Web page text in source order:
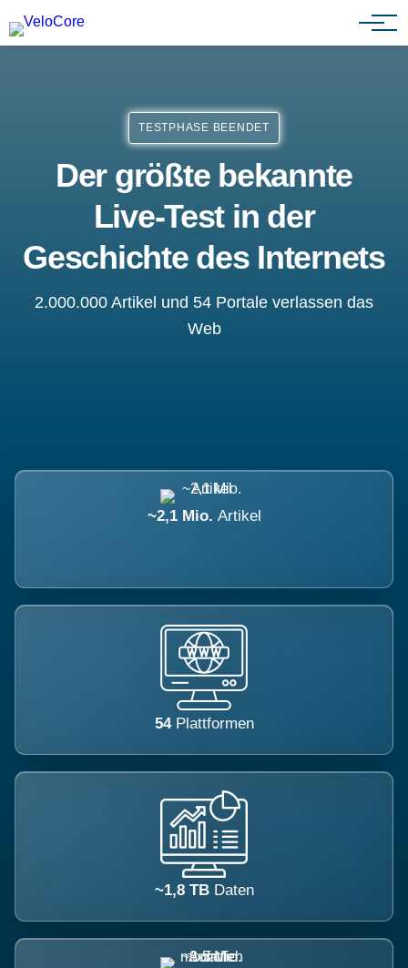
Partnerprogramm
TESTPHASE BEENDET
Der größte bekannte
Live-Test in der
Geschichte des Internets
2.000.000 Artikel und 54 Portale verlassen das
Web
~2,1 Mio. Artikel
54 Plattformen
~1,8 TB Daten